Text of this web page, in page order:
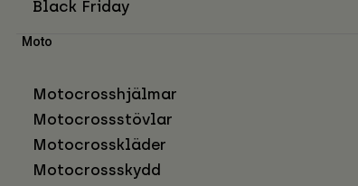
Black Friday
Moto
Motocrosshjälmar
Motocrossstövlar
Motocrosskläder
Motocrossskydd